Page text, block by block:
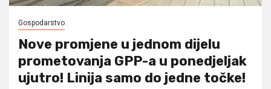
Gospodarstvo
Nove promjene u jednom dijelu
prometovanja GPP-a u ponedjeljak
ujutro! Linija samo do jedne točke!